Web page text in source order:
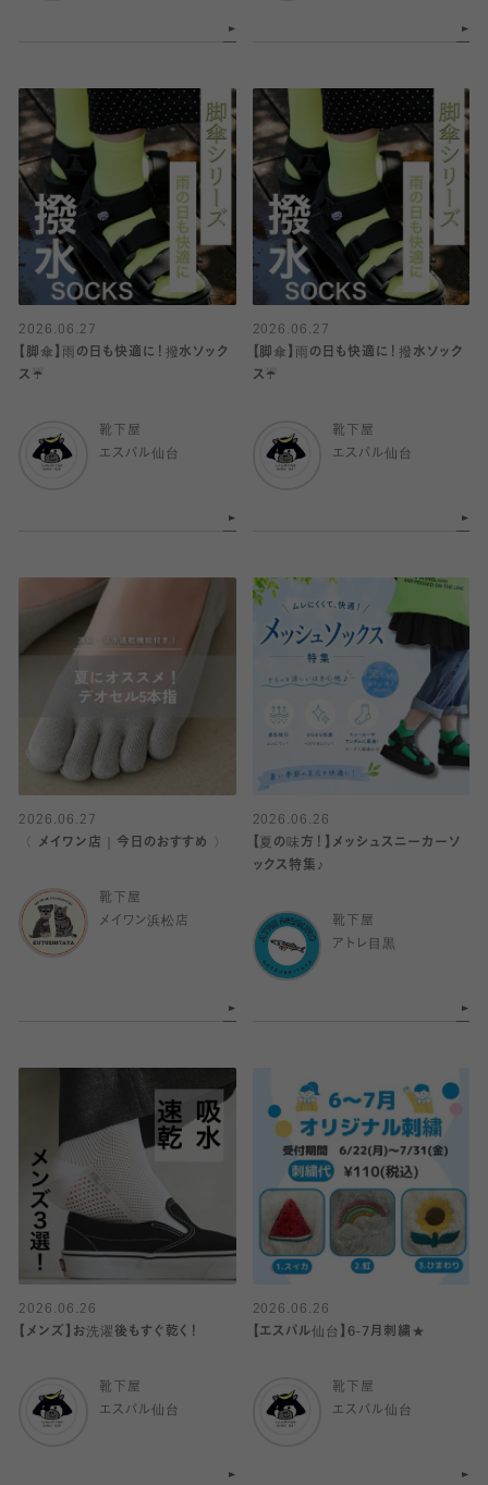
2026.06.27
【脚傘】雨の日も快適に！撥水ソック
ス☔️
靴下屋
エスパル仙台
2026.06.27
【脚傘】雨の日も快適に！撥水ソック
ス☔️
靴下屋
エスパル仙台
2026.06.27
〈 メイワン店｜今日のおすすめ 〉
靴下屋
メイワン浜松店
2026.06.26
【夏の味方！】メッシュスニーカーソ
ックス特集♪
靴下屋
アトレ目黒
2026.06.26
【メンズ】お洗濯後もすぐ乾く！
靴下屋
エスパル仙台
2026.06.26
【エスパル仙台】6-7月刺繍★
靴下屋
エスパル仙台